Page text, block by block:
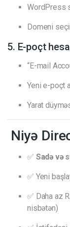
WordPress
Domeni
5. E-poçt
“E-mail
Yeni e-poçt
Yarat
Niyə
✅ Sadə və
✅ Yeni
✅ Daha az
nisbətən)